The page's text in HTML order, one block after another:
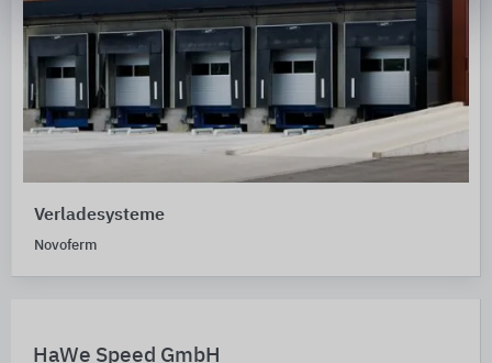
HaWe Speed GmbH
Verladesysteme
Novoferm